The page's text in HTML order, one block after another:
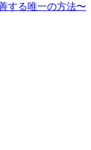
する唯一の方法〜